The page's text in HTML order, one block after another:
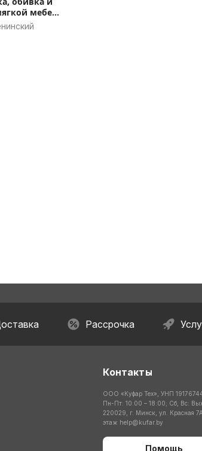
мебели
Рассрочка
Контакты
ООО «Куфар Тех», УНП
Пн-Пт: 10:00 – 18:00; Сб, Вс:
220029, г. Минск, ул. Красная
этаж help@kufar.by
Помощь